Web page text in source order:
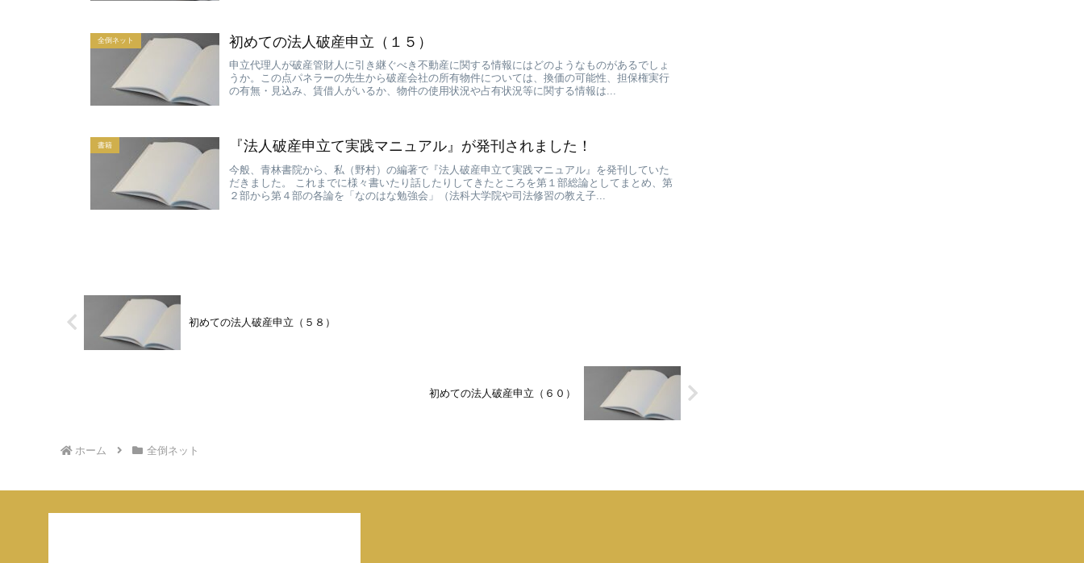
全倒ネット 初めての法人破産申立（１５）
申立代理人が破産管財人に引き継ぐべき不動産に関する情報にはどのようなものがあるでしょ
うか。この点パネラーの先生から破産会社の所有物件については、換価の可能性、担保権実行
の有無・見込み、賃借人がいるか、物件の使用状況や占有状況等に関する情報は...
書籍 『法人破産申立て実践マニュアル』が発刊されました！
今般、青林書院から、私（野村）の編著で『法人破産申立て実践マニュアル』を発刊していた
だきました。 これまでに様々書いたり話したりしてきたところを第１部総論としてまとめ、第
２部から第４部の各論を「なのはな勉強会」（法科大学院や司法修習の教え子...
初めての法人破産申立（５８）
初めての法人破産申立（６０）
ホーム 全倒ネット